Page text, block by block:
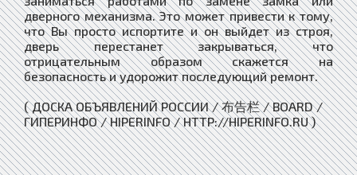
дверного механизма. Это может привести к тому,
что Вы просто испортите и он выйдет из строя,
дверь перестанет закрываться, что
отрицательным образом скажется на
безопасность и удорожит последующий ремонт.
( ДОСКА ОБЪЯВЛЕНИЙ РОССИИ / 布告栏 / BOARD /
ГИПЕРИНФО / HIPERINFO / HTTP://HIPERINFO.RU )